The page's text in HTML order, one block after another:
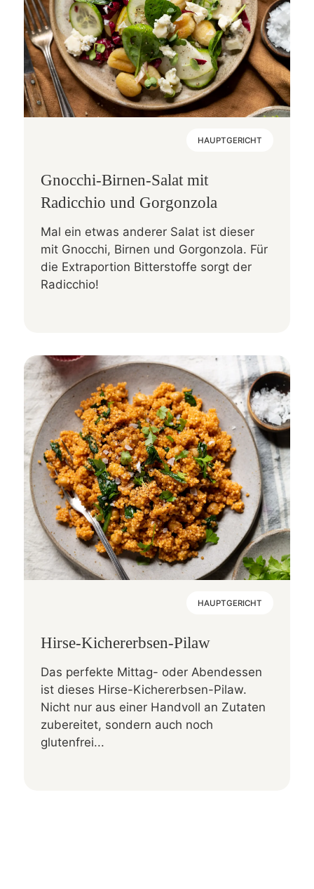
HAUPTGERICHT
Gnocchi-Birnen-Salat mit
Radicchio und Gorgonzola
Mal ein etwas anderer Salat ist dieser
mit Gnocchi, Birnen und Gorgonzola. Für
die Extraportion Bitterstoffe sorgt der
Radicchio!
HAUPTGERICHT
Hirse-Kichererbsen-Pilaw
Das perfekte Mittag- oder Abendessen
ist dieses Hirse-Kichererbsen-Pilaw.
Nicht nur aus einer Handvoll an Zutaten
zubereitet, sondern auch noch
glutenfrei...